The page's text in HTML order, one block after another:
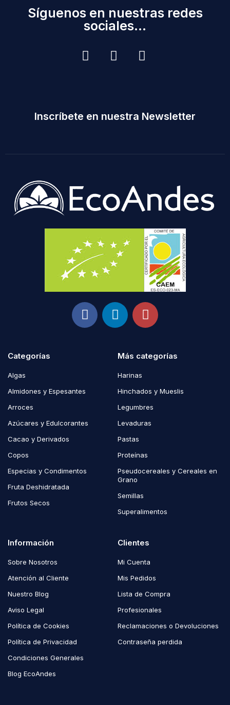
Síguenos en nuestras redes
sociales...
Inscríbete en nuestra Newsletter
Categorías
Algas
Almidones y Espesantes
Arroces
Azúcares y Edulcorantes
Cacao y Derivados
Copos
Especias y Condimentos
Fruta Deshidratada
Frutos Secos
Más categorías
Harinas
Hinchados y Mueslis
Legumbres
Levaduras
Pastas
Proteínas
Pseudocereales y Cereales en
Grano
Semillas
Superalimentos
Información
Sobre Nosotros
Atención al Cliente
Nuestro Blog
Aviso Legal
Política de Cookies
Política de Privacidad
Condiciones Generales
Blog EcoAndes
Clientes
Mi Cuenta
Mis Pedidos
Lista de Compra
Profesionales
Reclamaciones o Devoluciones
Contraseña perdida